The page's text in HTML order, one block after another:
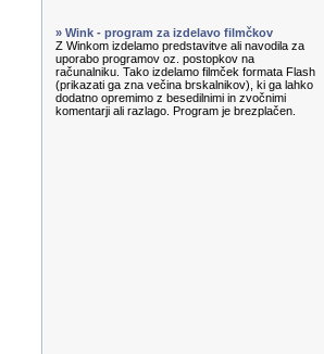
» Wink - program za izdelavo filmčkov
Z Winkom izdelamo predstavitve ali navodila za
uporabo programov oz. postopkov na
računalniku. Tako izdelamo filmček formata Flash
(prikazati ga zna večina brskalnikov), ki ga lahko
dodatno opremimo z besedilnimi in zvočnimi
komentarji ali razlago. Program je brezplačen.